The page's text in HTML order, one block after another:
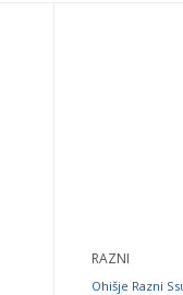
RAZNI
Ohišje Razni